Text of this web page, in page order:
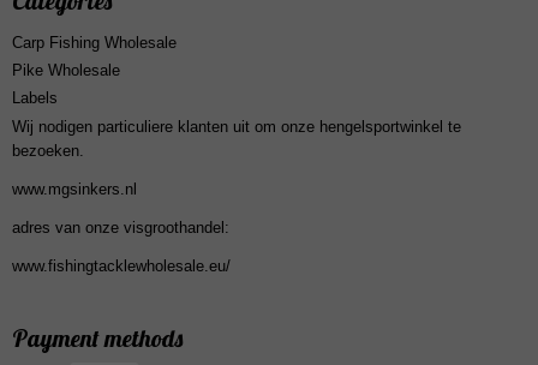
Carp Fishing Wholesale
Pike Wholesale
Labels
Wij nodigen particuliere klanten uit om onze hengelsportwinkel te
bezoeken.
www.mgsinkers.nl
adres van onze visgroothandel:
www.fishingtacklewholesale.eu/
Payment methods